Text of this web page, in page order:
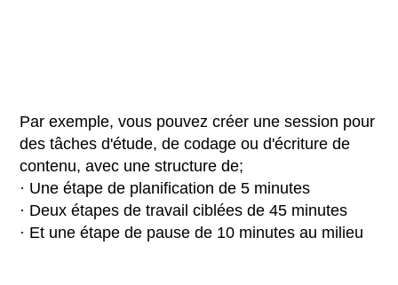
Par exemple, vous pouvez créer une session pour
des tâches d'étude, de codage ou d'écriture de
contenu, avec une structure de;
· Une étape de planification de 5 minutes
· Deux étapes de travail ciblées de 45 minutes
· Et une étape de pause de 10 minutes au milieu